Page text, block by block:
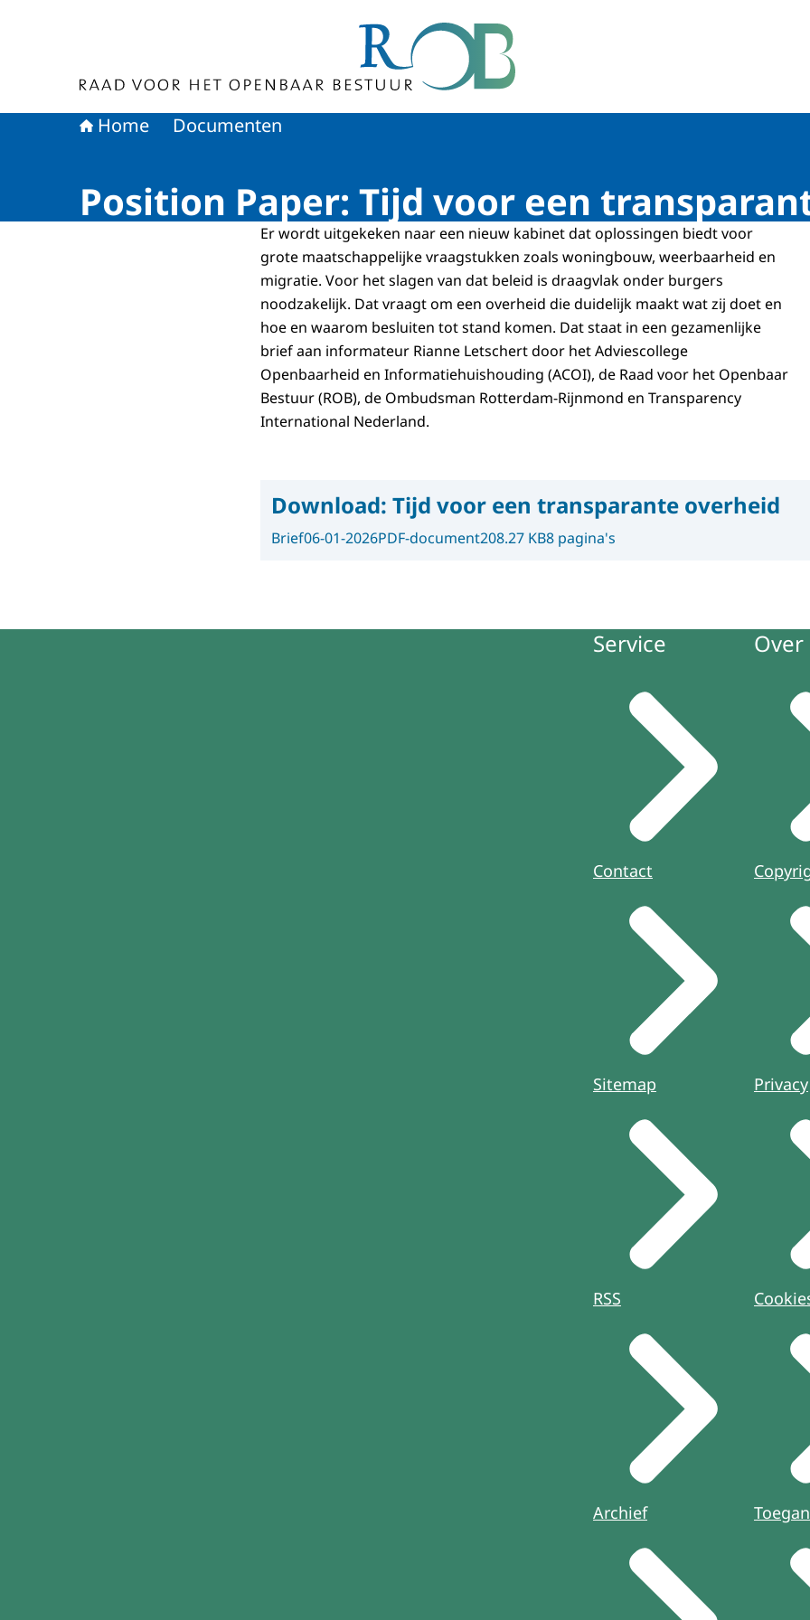
Home Documenten
Position Paper: Tijd voor een
Er wordt uitgekeken naar een nieuw kabinet dat oplossingen biedt voor
grote maatschappelijke vraagstukken zoals woningbouw, weerbaarheid en
migratie. Voor het slagen van dat beleid is draagvlak onder burgers
noodzakelijk. Dat vraagt om een overheid die duidelijk maakt wat zij doet en
hoe en waarom besluiten tot stand komen. Dat staat in een gezamenlijke
brief aan informateur Rianne Letschert door het Adviescollege
Openbaarheid en Informatiehuishouding (ACOI), de Raad voor het Openbaar
Bestuur (ROB), de Ombudsman Rotterdam-Rijnmond en Transparency
International Nederland.
Download: Tijd voor een transparante overheid
Brief06-01-2026PDF-document208.27 KB8 pagina's
Service
Contact
Sitemap
RSS
Archief
Privacy